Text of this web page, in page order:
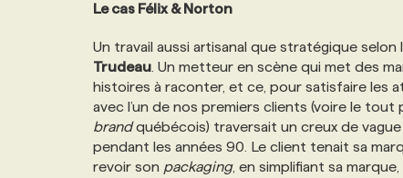
Le cas Félix & Norton
Un travail aussi artisanal que stratégique selon
Trudeau . Un metteur en scène qui met des
histoires à raconter, et ce, pour satisfaire les
avec l’un de nos premiers clients (voire le tout
brandquébécois) traversait un creux de
pendant les années 90. Le client tenait sa
revoir son packaging, en simplifiant sa